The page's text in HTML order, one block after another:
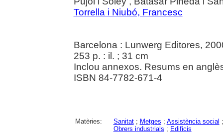
Torrella i Niubó, Francesc
Barcelona : Lunwerg Editores,
253 p. : il. ; 31 cm
Inclou annexos. Resums en
ISBN 84-7782-671-4
Matèries: Sanitat; Metges ; Assistència social
Obrers industrials ; Edificis